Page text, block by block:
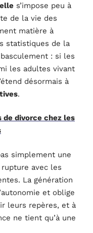
s’impose peu à
de la vie des
matière à
statistiques de la
: si les
les adultes vivant
désormais à
.
de divorce chez les
simplement une
avec les
La génération
et oblige
leurs repères, et à
ne tient qu’à une